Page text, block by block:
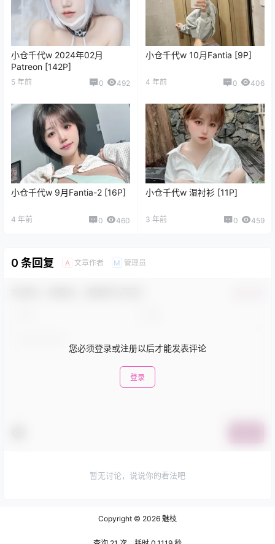
小仓千代w 2024年02月
Patreon [142P]
5 年前 0 492
小仓千代w 10月Fantia [9P]
4 年前 0 406
小仓千代w 9月Fantia-2 [16P]
4 年前 0 460
小仓千代w 湿衬衫 [11P]
3 年前 0 459
0 条回复 A 文章作者 M 管理员
您必须登录或注册以后才能发表评论
登录
暂无讨论，说说你的看法吧
Copyright © 2026 魅枝